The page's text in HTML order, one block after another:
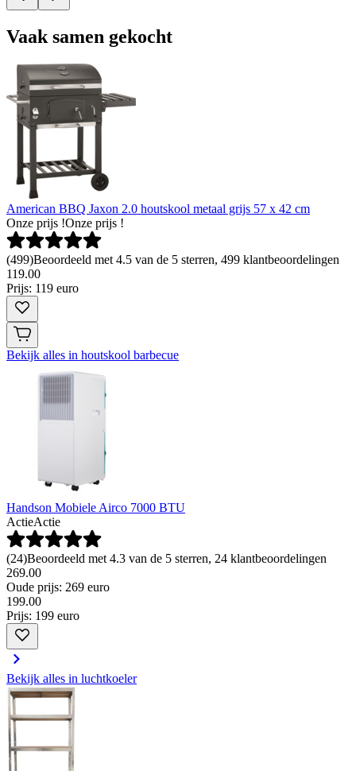
Vaak samen gekocht
American BBQ Jaxon 2.0 houtskool metaal grijs 57 x 42 cm
Onze prijs !Onze prijs !
(499)Beoordeeld met 4.5 van de 5 sterren, 499 klantbeoordelingen
119.00
Prijs: 119 euro
Bekijk alles in houtskool barbecue
Handson Mobiele Airco 7000 BTU
ActieActie
(24)Beoordeeld met 4.3 van de 5 sterren, 24 klantbeoordelingen
269.00
Oude prijs: 269 euro
199.00
Prijs: 199 euro
Bekijk alles in luchtkoeler